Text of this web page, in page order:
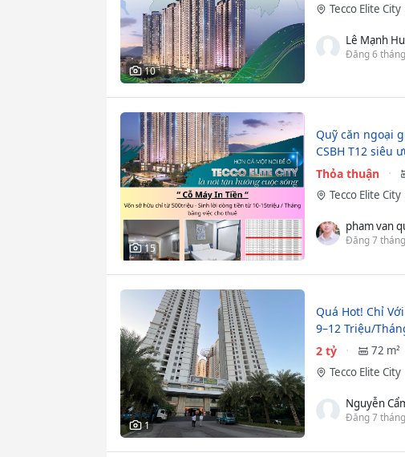
10
Tecco Elite City
Lê Mạnh
Đăng 6
15
Quỹ căn ngoại
CSBH T12 siêu
Thỏa thuận
Tecco Elite City
pham van
Đăng 7
1
Quá Hot! Chỉ
9–12 Triệu/
2 tỷ
72 m²
Tecco Elite City
Nguyễn
Đăng 7